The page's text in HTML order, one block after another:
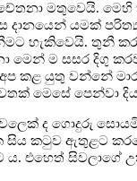
මතුවෙයි.
දානයෙන් යමක්
හැකිවෙයි. තුනී කර
මෙන් ම සසර දිගු
අප කළ යුතු වන්නේ
මෙසේ පෙන්වා
ද ගොදුරු
සිය කටුව ඇතුළට
ය. එහෙත් සිවලාගේ